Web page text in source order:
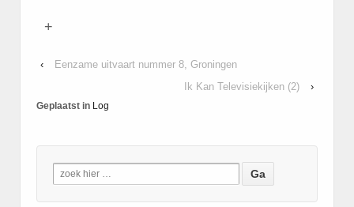
+
‹
Eenzame uitvaart nummer 8, Groningen
Ik Kan Televisiekijken (2)
›
Geplaatst in Log